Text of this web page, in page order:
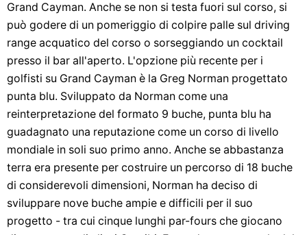
Grand Cayman. Anche se non si testa fuori sul corso, si
può godere di un pomeriggio di colpire palle sul driving
range acquatico del corso o sorseggiando un cocktail
presso il bar all'aperto. L'opzione più recente per i
golfisti su Grand Cayman è la Greg Norman progettato
punta blu. Sviluppato da Norman come una
reinterpretazione del formato 9 buche, punta blu ha
guadagnato una reputazione come un corso di livello
mondiale in soli suo primo anno. Anche se abbastanza
terra era presente per costruire un percorso di 18 buche
di considerevoli dimensioni, Norman ha deciso di
sviluppare nove buche ampie e difficili per il suo
progetto - tra cui cinque lunghi par-fours che giocano